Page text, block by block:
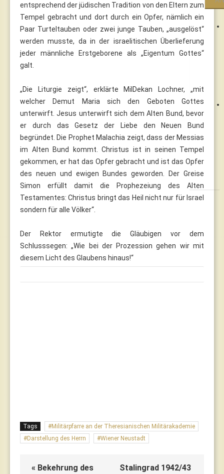
entsprechend der jüdischen Tradition von den Eltern zum
Tempel gebracht und dort durch ein Opfer, nämlich ein
Paar Turteltauben oder zwei junge Tauben, „ausgelöst“
werden musste, da in der israelitischen Überlieferung
jeder männliche Erstgeborene als „Eigentum Gottes“
galt.
„Die Liturgie zeigt“, erklärte MilDekan Lochner, „mit
welcher Demut Maria sich den Geboten Gottes
unterwirft. Jesus unterwirft sich dem Alten Bund, bevor
er durch das Gesetz der Liebe den Neuen Bund
begründet. Die Prophet Malachia zeigt, dass der Messias
im Alten Bund kommt. Christus ist in seinen Tempel
gekommen, er hat das Opfer gebracht und ist das Opfer
des neuen und ewigen Bundes geworden. Der Greise
Simon erfüllt damit die Prophezeiung des Alten
Testamentes: Christus bringt das Heil nicht nur für Israel
sondern für alle Völker“.
Der Rektor ermutigte die Gläubigen vor dem
Schlusssegen: „Wie bei der Prozession gehen wir mit
diesem Licht des Glaubens hinaus!“
Tags
Militärpfarre an der Theresianischen Militärakademie
Darstellung des Herrn
Wiener Neustadt
« Bekehrung des
Stalingrad 1942/43